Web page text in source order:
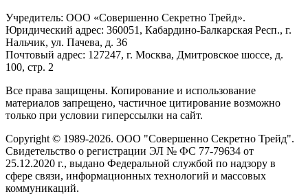
Учредитель: ООО «Совершенно Секретно Трейд».
Юридический адрес: 360051, Кабардино-Балкарская Респ., г.
Нальчик, ул. Пачева, д. 36
Почтовый адрес: 127247, г. Москва, Дмитровское шоссе, д.
100, стр. 2
Все права защищены. Копирование и использование
материалов запрещено, частичное цитирование возможно
только при условии гиперссылки на сайт.
Copyright © 1989-2026. ООО "Совершенно Секретно Трейд".
Свидетельство о регистрации ЭЛ № ФС 77-79634 от
25.12.2020 г., выдано Федеральной службой по надзору в
сфере связи, информационных технологий и массовых
коммуникаций.